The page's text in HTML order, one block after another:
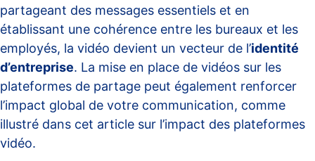
partageant des messages essentiels et en
établissant une cohérence entre les bureaux et les
employés, la vidéo devient un vecteur de l’identité
d’entreprise. La mise en place de vidéos sur les
plateformes de partage peut également renforcer
l’impact global de votre communication, comme
illustré dans cet article sur l’impact des plateformes
vidéo.